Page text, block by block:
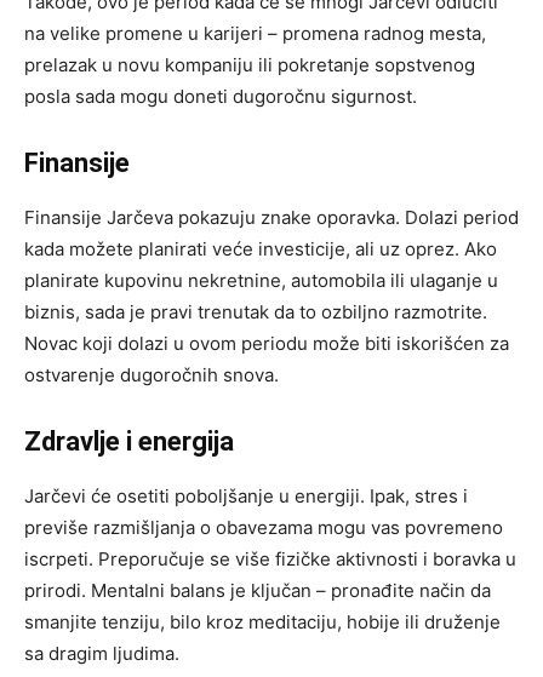
na velike promene u karijeri – promena radnog mesta,
prelazak u novu kompaniju ili pokretanje sopstvenog
posla sada mogu doneti dugoročnu sigurnost.
Finansije
Finansije Jarčeva pokazuju znake oporavka. Dolazi period
kada možete planirati veće investicije, ali uz oprez. Ako
planirate kupovinu nekretnine, automobila ili ulaganje u
biznis, sada je pravi trenutak da to ozbiljno razmotrite.
Novac koji dolazi u ovom periodu može biti iskorišćen za
ostvarenje dugoročnih snova.
Zdravlje i energija
Jarčevi će osetiti poboljšanje u energiji. Ipak, stres i
previše razmišljanja o obavezama mogu vas povremeno
iscrpeti. Preporučuje se više fizičke aktivnosti i boravka u
prirodi. Mentalni balans je ključan – pronađite način da
smanjite tenziju, bilo kroz meditaciju, hobije ili druženje
sa dragim ljudima.